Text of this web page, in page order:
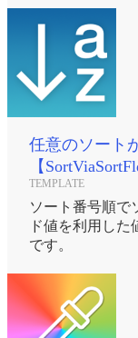
任意のソート
【
TEMPLATE
ソート番号順で
ド値を利用した
です。